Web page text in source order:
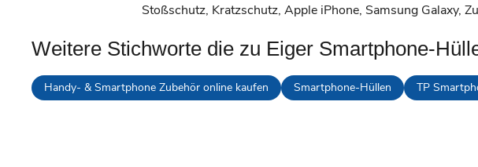
Stoßschutz, Kratzschutz, Apple iPhone, Samsung Galaxy,
Weitere Stichworte die zu Eiger Smartphone-
Handy- & Smartphone Zubehör online kaufen Smartphone-Hüllen TP